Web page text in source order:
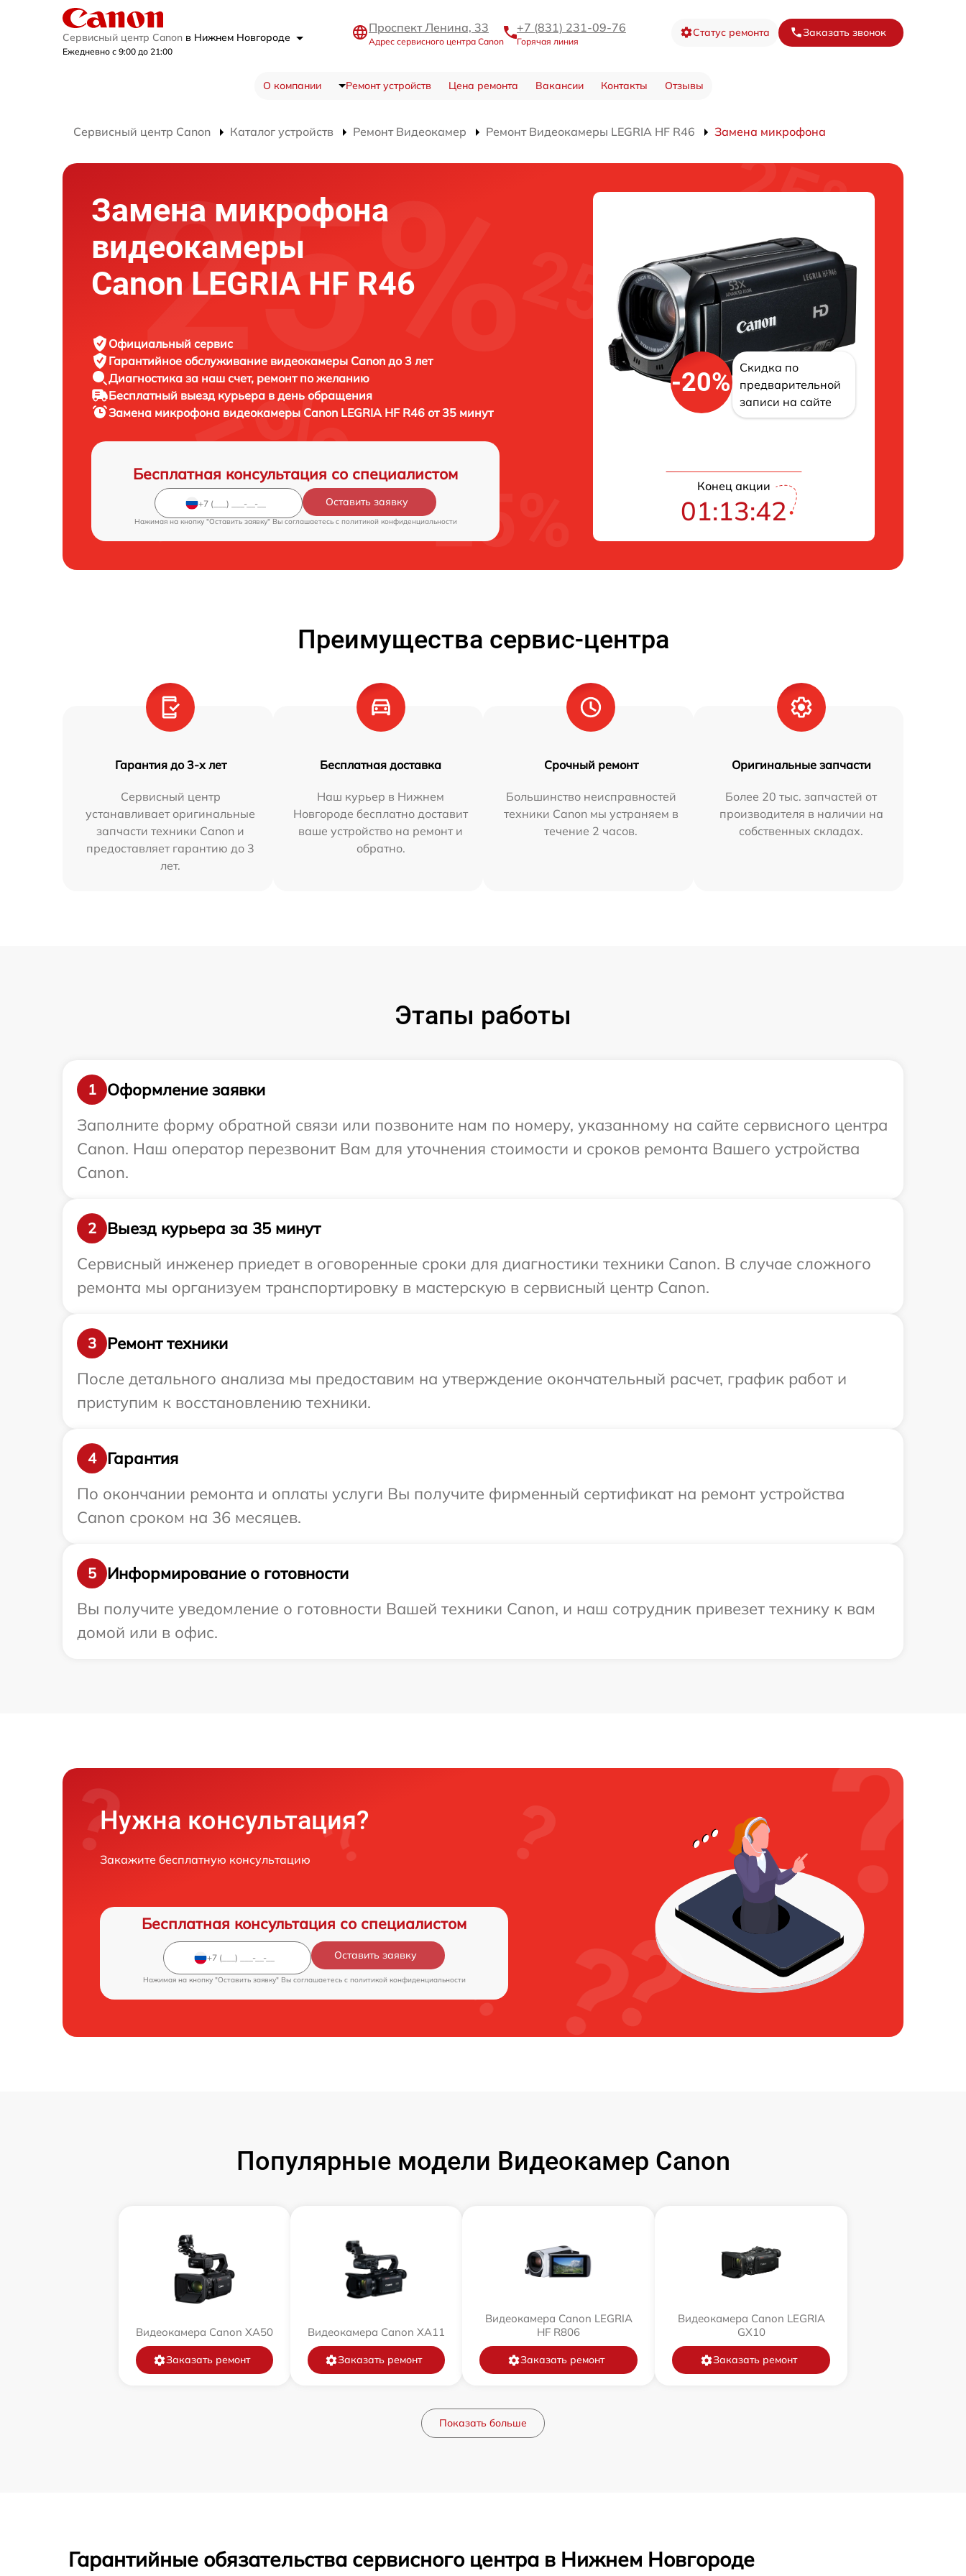
Сервисный центр Canon в Нижнем Новгороде
Ежедневно с 9:00 до 21:00
Проспект Ленина, 33
Адрес сервисного центра Canon
+7 (831) 231-09-76
Горячая линия
Статус ремонта Заказать звонок
О компании Ремонт устройств Цена ремонта Вакансии Контакты Отзывы
Сервисный центр Canon Каталог устройств Ремонт Видеокамер Ремонт Видеокамеры LEGRIA HF R46 Замена микрофона
Замена микрофона
видеокамеры
Canon LEGRIA HF R46
Официальный сервис
Гарантийное обслуживание видеокамеры Canon до 3 лет
Диагностика за наш счет, ремонт по желанию
Бесплатный выезд курьера в день обращения
Замена микрофона видеокамеры Canon LEGRIA HF R46 от 35 минут
Бесплатная консультация со специалистом
Оставить заявку
Нажимая на кнопку "Оставить заявку" Вы соглашаетесь c политикой конфиденциальности
-20%
Скидка по
предварительной
записи на сайте
Конец акции
01:13:41
Преимущества сервис-центра
Гарантия до 3-х лет
Сервисный центр
устанавливает оригинальные
запчасти техники Canon и
предоставляет гарантию до 3
лет.
Бесплатная доставка
Наш курьер в Нижнем
Новгороде бесплатно доставит
ваше устройство на ремонт и
обратно.
Срочный ремонт
Большинство неисправностей
техники Canon мы устраняем в
течение 2 часов.
Оригинальные запчасти
Более 20 тыс. запчастей от
производителя в наличии на
собственных складах.
Этапы работы
1
Оформление заявки
Заполните форму обратной связи или позвоните нам по номеру, указанному на сайте сервисного центра
Canon. Наш оператор перезвонит Вам для уточнения стоимости и сроков ремонта Вашего устройства
Canon.
2
Выезд курьера за 35 минут
Сервисный инженер приедет в оговоренные сроки для диагностики техники Canon. В случае сложного
ремонта мы организуем транспортировку в мастерскую в сервисный центр Canon.
3
Ремонт техники
После детального анализа мы предоставим на утверждение окончательный расчет, график работ и
приступим к восстановлению техники.
4
Гарантия
По окончании ремонта и оплаты услуги Вы получите фирменный сертификат на ремонт устройства
Canon сроком на 36 месяцев.
5
Информирование о готовности
Вы получите уведомление о готовности Вашей техники Canon, и наш сотрудник привезет технику к вам
домой или в офис.
Нужна консультация?
Закажите бесплатную консультацию
Бесплатная консультация со специалистом
Оставить заявку
Нажимая на кнопку "Оставить заявку" Вы соглашаетесь c политикой конфиденциальности
Популярные модели Видеокамер Canon
Видеокамера Canon XA50
Заказать ремонт
Видеокамера Canon XA11
Заказать ремонт
Видеокамера Canon LEGRIA
HF R806
Заказать ремонт
Видеокамера Canon LEGRIA
GX10
Заказать ремонт
Показать больше
Гарантийные обязательства сервисного центра в Нижнем Новгороде